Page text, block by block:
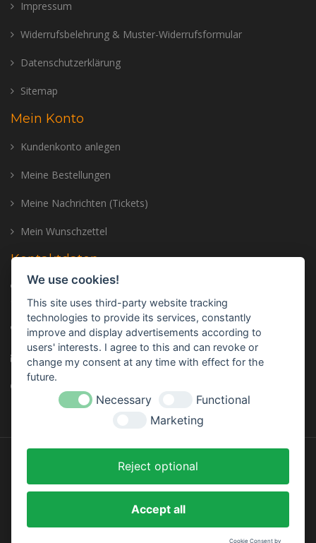
Impressum
Widerrufsbelehrung & Muster-Widerrufsformular
Datenschutzerklärung
Sitemap
Mein Konto
Kundenkonto anlegen
Meine Bestellungen
Meine Nachrichten (Tickets)
Mein Wunschzettel
Kontaktdaten
Adresse: Trailer Center GmbH, Oberhinkofener Str. 11, 93083
Gebelkofen, GERMANY
Telefon:+49 (0) 9453 - 3107320
E-mail:info@trailer-center-shop.com
Monday - Friday: 8:00 am - 17:00 pm
InStijl Media
We use cookies!
This site uses third-party website tracking
technologies to provide its services, constantly
improve and display advertisements according to
users' interests. I agree to this and can revoke or
change my consent at any time with effect for the
future.
Necessary
Functional
Marketing
Reject optional
Accept all
Cookie Consent by